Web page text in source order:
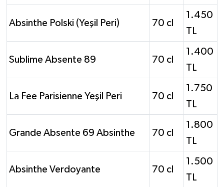
Absinthe Polski (Yeşil Peri) 70 cl
1.450
TL
Sublime Absente 89 70 cl
1.400
TL
La Fee Parisienne Yeşil Peri 70 cl
1.750
TL
Grande Absente 69 Absinthe 70 cl
1.800
TL
Absinthe Verdoyante 70 cl
1.500
TL